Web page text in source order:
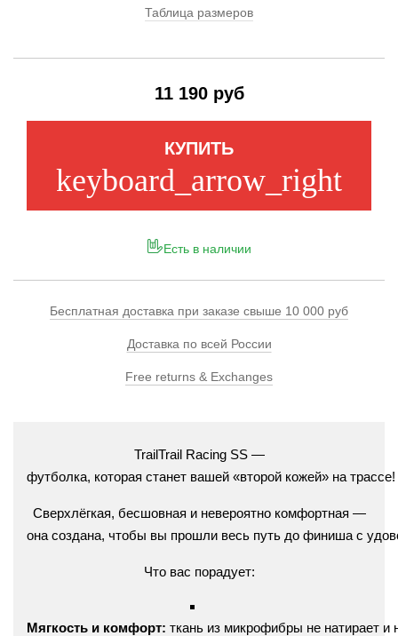
Таблица размеров
11 190 руб
КУПИТЬ
keyboard_arrow_right
Есть в наличии
Бесплатная доставка при заказе свыше 10 000 руб
Доставка по всей России
Free returns & Exchanges
TrailTrail Racing SS —
футболка, которая станет вашей «второй кожей» на трассе!
Сверхлёгкая, бесшовная и невероятно комфортная —
она создана, чтобы вы прошли весь путь до финиша с
Что вас порадует:
Мягкость и комфорт: ткань из микрофибры не натирает и